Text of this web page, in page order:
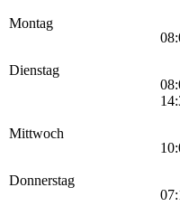
Montag
Dienstag
Mittwoch
Donnerstag